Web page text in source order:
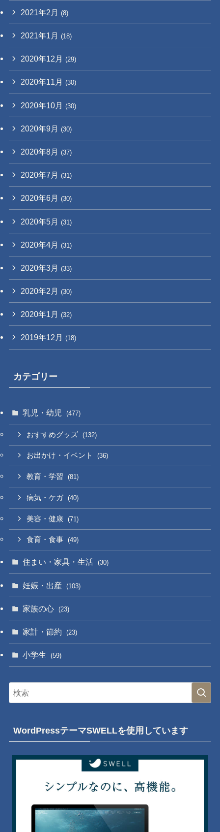
2021年2月 (8)
2021年1月 (18)
2020年12月 (29)
2020年11月 (30)
2020年10月 (30)
2020年9月 (30)
2020年8月 (37)
2020年7月 (31)
2020年6月 (30)
2020年5月 (31)
2020年4月 (31)
2020年3月 (33)
2020年2月 (30)
2020年1月 (32)
2019年12月 (18)
カテゴリー
乳児・幼児 (477)
おすすめグッズ (132)
お出かけ・イベント (36)
教育・学習 (81)
病気・ケガ (40)
美容・健康 (71)
食育・食事 (49)
住まい・家具・生活 (30)
妊娠・出産 (103)
家族の心 (23)
家計・節約 (23)
小学生 (59)
WordPressテーマSWELLを使用しています